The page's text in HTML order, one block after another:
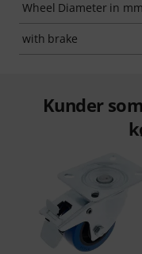
Wheel Diameter in mm
with brake
Kunder